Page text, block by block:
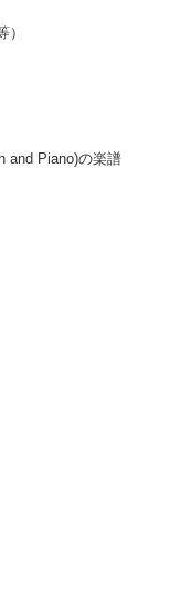
）
and Piano)の楽譜